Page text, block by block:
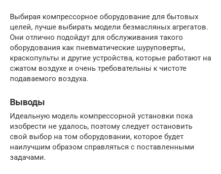
Выбирая компрессорное оборудование для бытовых
целей, лучше выбирать модели безмасляных агрегатов.
Они отлично подойдут для обслуживания такого
оборудования как пневматические шуруповерты,
краскопульты и другие устройства, которые работают на
сжатом воздухе и очень требовательны к чистоте
подаваемого воздуха.
Выводы
Идеальную модель компрессорной установки пока
изобрести не удалось, поэтому следует остановить
свой выбор на том оборудовании, которое будет
наилучшим образом справляться с поставленными
задачами.